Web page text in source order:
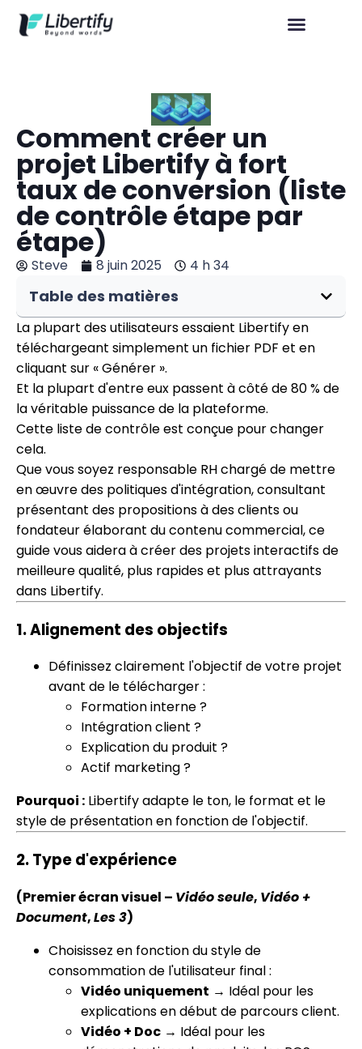
Comment créer un
projet Libertify à fort
taux de conversion (liste
de contrôle étape par
étape)
Steve 8 juin 2025 4 h 34
Table des matières
La plupart des utilisateurs essaient Libertify en
téléchargeant simplement un fichier PDF et en
cliquant sur « Générer ».
Et la plupart d'entre eux passent à côté de 80 % de
la véritable puissance de la plateforme.
Cette liste de contrôle est conçue pour changer
cela.
Que vous soyez responsable RH chargé de mettre
en œuvre des politiques d'intégration, consultant
présentant des propositions à des clients ou
fondateur élaborant du contenu commercial, ce
guide vous aidera à créer des projets interactifs de
meilleure qualité, plus rapides et plus attrayants
dans Libertify.
1.Alignement des objectifs
Définissez clairement l'objectif de votre projet
avant de le télécharger :
Formation interne ?
Intégration client ?
Explication du produit ?
Actif marketing ?
Pourquoi : Libertify adapte le ton, le format et le
style de présentation en fonction de l'objectif.
2.Type d'expérience
(Premier écran visuel – Vidéo seule, Vidéo +
Document,Les 3)
Choisissez en fonction du style de
consommation de l'utilisateur final :
Vidéo uniquement → Idéal pour les
explications en début de parcours client.
Vidéo + Doc → Idéal pour les